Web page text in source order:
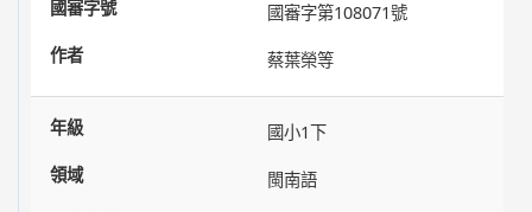
國審字第108071號
蔡葉榮等
國小1下
閩南語